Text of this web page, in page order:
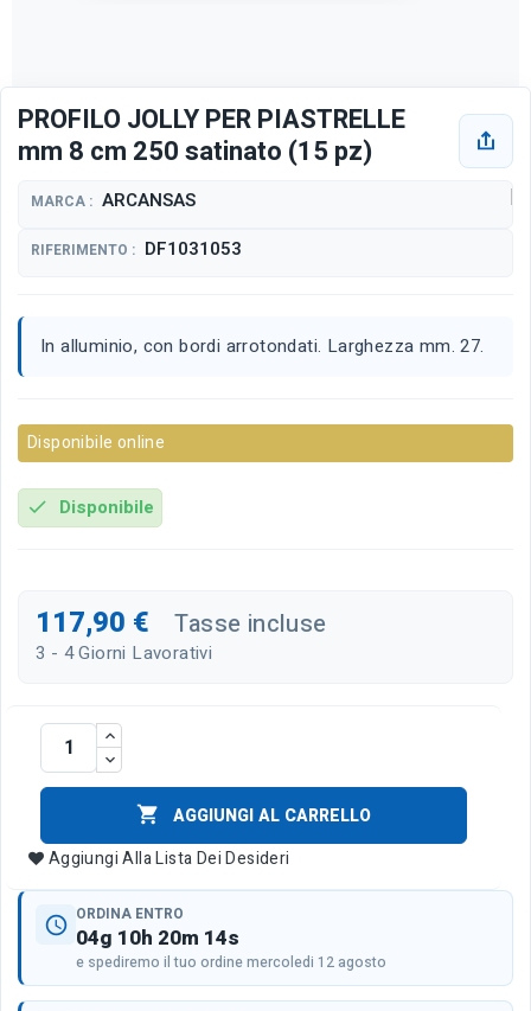
PROFILO JOLLY PER PIASTRELLE
mm 8 cm 250 satinato (15 pz)
MARCA : ARCANSAS
RIFERIMENTO : DF1031053
In alluminio, con bordi arrotondati. Larghezza mm. 27.
Disponibile online
check Disponibile
117,90 € Tasse incluse
3 - 4 Giorni Lavorativi

AGGIUNGI AL CARRELLO
Aggiungi Alla Lista Dei Desideri
schedule ORDINA ENTRO
04g 10h 20m 14s
e spediremo il tuo ordine mercoledi 12 agosto